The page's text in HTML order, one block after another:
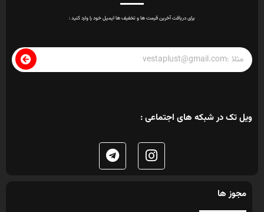
برای دریافت آخرین قیمت ها و تخفیف ها ایمیل خود را وارد کنید :
ویل تک در شبکه های اجتماعی :
مجوز ها